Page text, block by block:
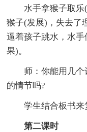
水手拿猴子取乐(
猴子(发展)，失去了
逼着孩子跳水，水
果)。
师：你能用几个
的情节吗?
学生结合板书来
第二课时